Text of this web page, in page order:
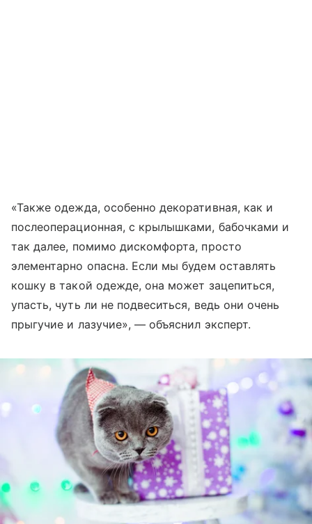
«Также одежда, особенно декоративная, как и
послеоперационная, с крылышками, бабочками и
так далее, помимо дискомфорта, просто
элементарно опасна. Если мы будем оставлять
кошку в такой одежде, она может зацепиться,
упасть, чуть ли не подвеситься, ведь они очень
прыгучие и лазучие», — объяснил эксперт.